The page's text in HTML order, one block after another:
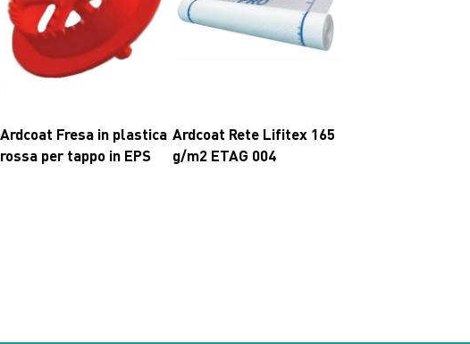
Ardcoat Fresa in plastica
rossa per tappo in EPS
Ardcoat Rete Lifitex 165
g/m2 ETAG 004